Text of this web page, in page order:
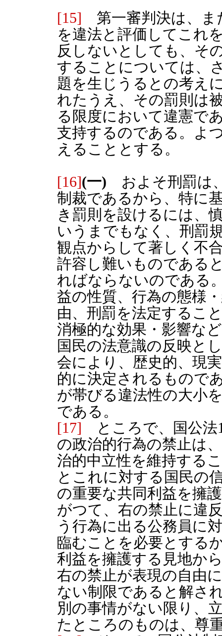
[15] 第一審判決は、ま
を違法と評価してこれ
反しないとしても、そ
することについては、
題を生じうるとの考え
れたうえ、その罰則は
る限度において違憲で
支持するのである。よ
えることとする。
[16](一) およそ刑罰は
制裁であるから、特に
き罰則を設けるには、
いうまでもなく、刑罰
観点からして著しく不
許容し難いものである
ればならないのである
益の性質、行為の態様
由、刑罰を法定するこ
消極的な効果・影響な
国民の法意識の反映と
会により、歴史的、現
的に決定されるもので
が帯びる違法性の大小
である。
[17] ところで、国公法
の政治的行為の禁止は
治的中立性を維持する
とこれに対する国民の
の重要な共同利益を擁
がつて、右の禁止に違
う行為に出る公務員に
臨むことを必要とする
利益を擁護する見地か
右の禁止が表現の自由
ない制限であると解さ
別の事情がない限り、
たところのものは、尊